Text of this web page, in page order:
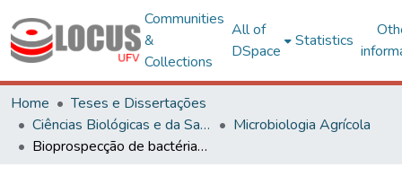
Communities
&
Collections
All of
DSpace
Statistics
Home
Teses e Dissertações
Ciências Biológicas e da Saúde
Microbiologia Agrícola
Bioprospecção de bactérias produtoras de biossurfactante em solos da Ilha da Trindade